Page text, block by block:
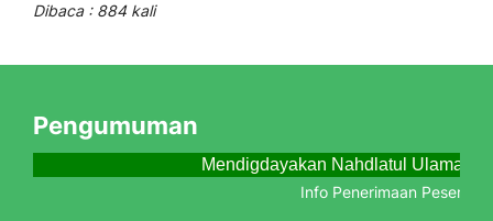
Dibaca : 884 kali
Pengumuman
Mendigdayakan Nahdlatul Ulama
Info Penerimaan Peserta